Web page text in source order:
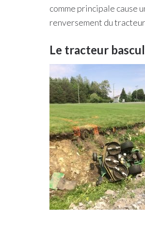
comme principale cause
renversement du tracteur
Le tracteur